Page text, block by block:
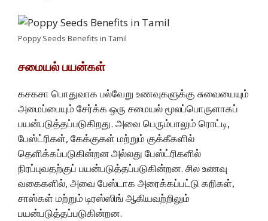
Poppy Seeds Benefits in Tamil
சமையல் பயன்கள்
கசகசா பொதுவாக பல்வேறு உணவுகளுக்கு சுவையையும்
அமைப்பையும் சேர்க்க ஒரு சமையல் மூலப்பொருளாகப்
பயன்படுத்தப்படுகிறது. அவை பெரும்பாலும் ரொட்டி,
பேஸ்ட்ரிகள், கேக்குகள் மற்றும் குக்கீகளில்
தெளிக்கப்படுகின்றன அல்லது பேஸ்ட்ரிகளில்
நிரப்புவதற்குப் பயன்படுத்தப்படுகின்றன. சில உணவு
வகைகளில், அவை பேஸ்டாக அரைக்கப்பட்டு கறிகள்,
சாஸ்கள் மற்றும் டிரஸ்ஸிங் ஆகியவற்றிலும்
பயன்படுத்தப்படுகின்றன.